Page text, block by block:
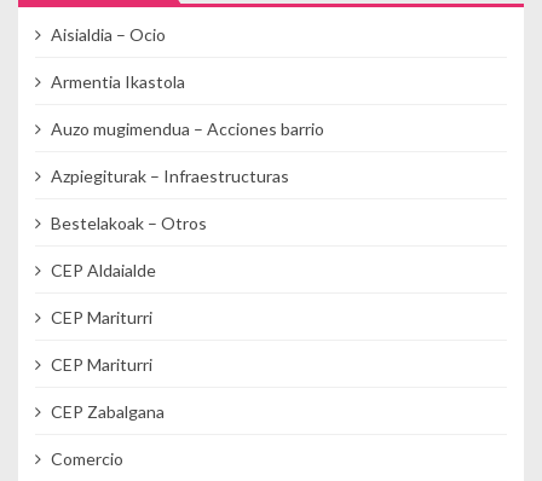
Aisialdia – Ocio
Armentia Ikastola
Auzo mugimendua – Acciones barrio
Azpiegiturak – Infraestructuras
Bestelakoak – Otros
CEP Aldaialde
CEP Mariturri
CEP Mariturri
CEP Zabalgana
Comercio